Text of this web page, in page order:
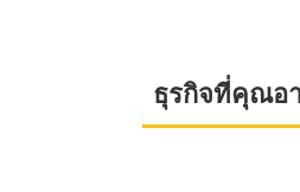
ธุรกิจที่คุณอ